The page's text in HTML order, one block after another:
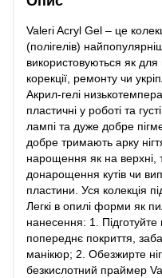
Valeri Acryl Gel – це
(полігелів)
використовуються як для
корекції, ремонту чи
Акрил-гелі
пластичні у роботі та
лампі та дуже добре
добре тримають арку
нарощення як на верхні,
донарощення кутів чи
пластини. Уся колекція
Легкі в опилі форми як
нанесення: 1. Підготуйте
попереднє покриття,
манікюр; 2. Обезжирте
безкислотний праймер